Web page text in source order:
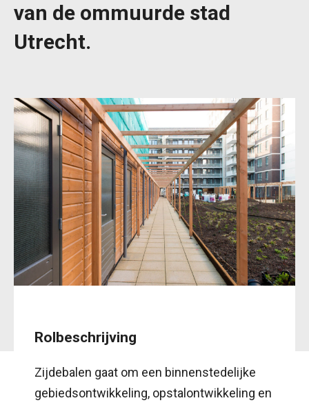
van de ommuurde stad
Utrecht.
Rolbeschrijving
Zijdebalen gaat om een binnenstedelijke
gebiedsontwikkeling, opstalontwikkeling en